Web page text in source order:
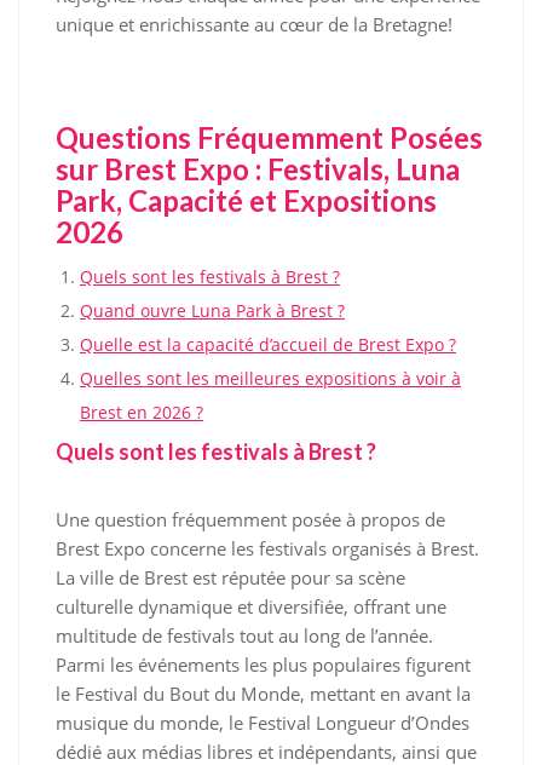
unique et enrichissante au cœur de la Bretagne!
Questions Fréquemment Posées
sur Brest Expo : Festivals, Luna
Park, Capacité et Expositions
2026
Quels sont les festivals à Brest ?
Quand ouvre Luna Park à Brest ?
Quelle est la capacité d’accueil de Brest Expo ?
Quelles sont les meilleures expositions à voir à
Brest en 2026 ?
Quels sont les festivals à Brest ?
Une question fréquemment posée à propos de
Brest Expo concerne les festivals organisés à Brest.
La ville de Brest est réputée pour sa scène
culturelle dynamique et diversifiée, offrant une
multitude de festivals tout au long de l’année.
Parmi les événements les plus populaires figurent
le Festival du Bout du Monde, mettant en avant la
musique du monde, le Festival Longueur d’Ondes
dédié aux médias libres et indépendants, ainsi que